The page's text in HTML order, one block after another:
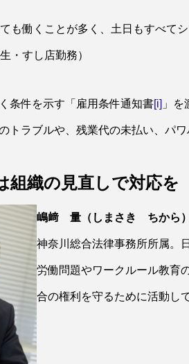
も働くことが多く、土日もすべて
・すし店勤務）
条件を示す「雇用条件通知書 [i] 」
トラブルや、残業代の未払い、パワ
組織の見直しで対応を
嶋﨑 量（しまさき ちから
神奈川総合法律事務所所属。
労働問題やワークルール教育
合の権利を守るために活動し